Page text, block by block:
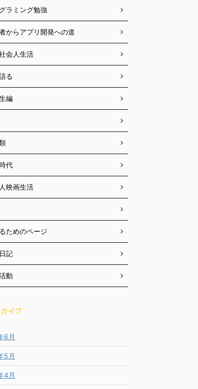
ラミング勉強
からアプリ開発への道
会人生活
る
編
代
映画生活
ためのページ
記
動
イブ
6月
5月
4月